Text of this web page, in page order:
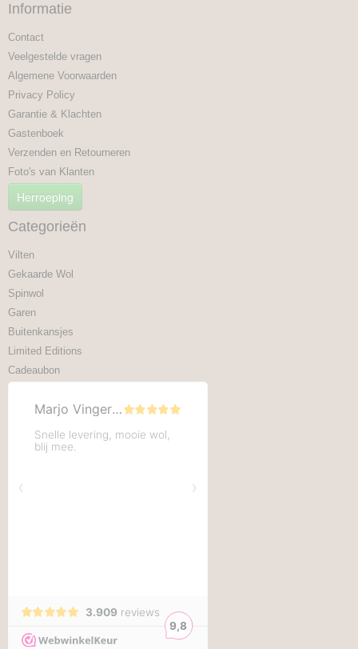
Informatie
Contact
Veelgestelde vragen
Algemene Voorwaarden
Privacy Policy
Garantie & Klachten
Gastenboek
Verzenden en Retourneren
Foto's van Klanten
Herroeping
Categorieën
Vilten
Gekaarde Wol
Spinwol
Garen
Buitenkansjes
Limited Editions
Cadeaubon